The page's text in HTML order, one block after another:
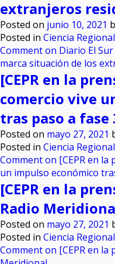
extranjeros
Posted on junio 10, 2021
Posted in Ciencia Regional
Commenton Diario El
marca situación de los
[CEPR en la
comercio vive
tras paso a fase
Posted on mayo 27, 2021
Posted in Ciencia Regional
Commenton [CEPR en la
un impulso económico
[CEPR en la
Radio
Posted on mayo 27, 2021
Posted in Ciencia Regional
Commenton [CEPR en la